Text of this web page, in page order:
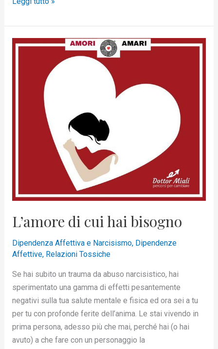
L’amore di cui hai bisogno
Dipendenza Affettiva e Narcisismo, Dipendenze
Affettive, Relazioni Tossiche
Se hai subito un trauma da abuso narcisistico, hai
sperimentato una gamma di effetti pesantemente
negativi sulla tua salute mentale e fisica ed ora sei a tu
per tu con profonde ferite dell’anima. Le stai vivendo in
prima persona, adesso più che mai, perché hai (o hai
avuto) a che fare con un personaggio la
L’amore